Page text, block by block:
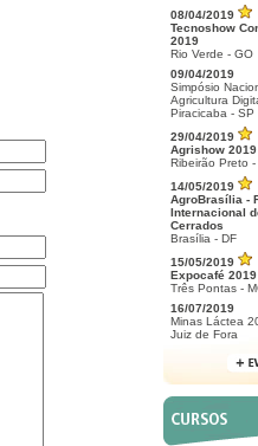
08/04/2019
Tecnoshow
2019
Rio Verde - GO
09/04/2019
Simpósio
Agricultura
Piracicaba - SP
29/04/2019
Agrishow 2019
Ribeirão Preto -
14/05/2019
AgroBrasília -
Internacional
Cerrados
Brasília - DF
15/05/2019
Expocafé 2019
Três Pontas -
16/07/2019
Minas Láctea
Juiz de Fora